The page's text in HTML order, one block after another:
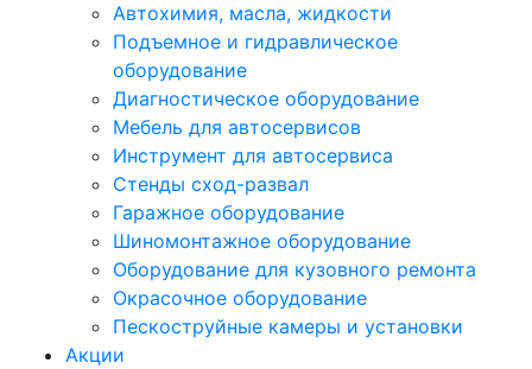
Автохимия, масла, жидкости
Подъемное и гидравлическое
оборудование
Диагностическое оборудование
Мебель для автосервисов
Инструмент для автосервиса
Стенды сход-развал
Гаражное оборудование
Шиномонтажное оборудование
Оборудование для кузовного ремонта
Окрасочное оборудование
Пескоструйные камеры и установки
Акции